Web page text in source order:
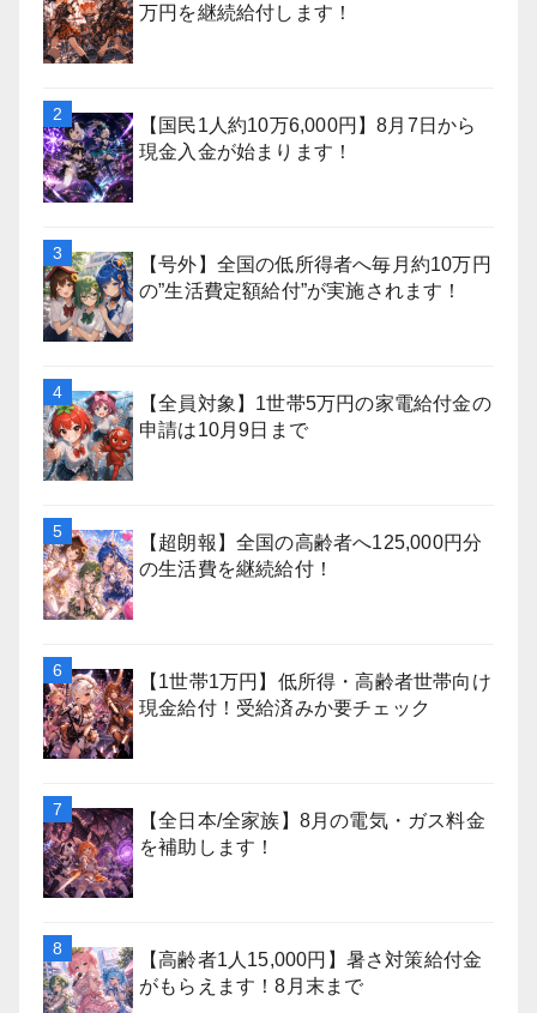
万円を継続給付します！
【国民1人約10万6,000円】8月7日から
現金入金が始まります！
【号外】全国の低所得者へ毎月約10万円
の”生活費定額給付”が実施されます！
【全員対象】1世帯5万円の家電給付金の
申請は10月9日まで
【超朗報】全国の高齢者へ125,000円分
の生活費を継続給付！
【1世帯1万円】低所得・高齢者世帯向け
現金給付！受給済みか要チェック
【全日本/全家族】8月の電気・ガス料金
を補助します！
【高齢者1人15,000円】暑さ対策給付金
がもらえます！8月末まで